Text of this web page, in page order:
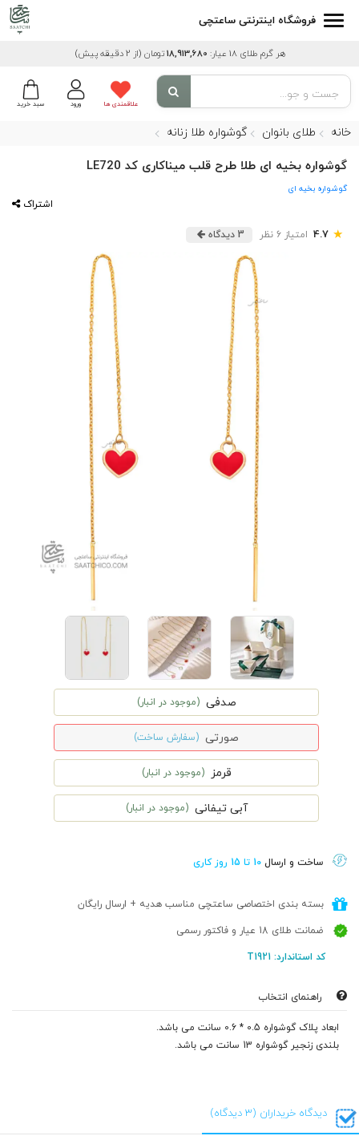
فروشگاه اینترنتی ساعتچی
هر گرم طلای 18 عیار: 18,913,680 تومان (از 2 دقیقه پیش)
سبد خرید ورود علاقمندی ها
خانه طلای بانوان گوشواره طلا زنانه
گوشواره بخیه ای طلا طرح قلب میناکاری کد LE720
گوشواره بخیه ای
اشتراک
★
4.7 امتیاز 6 نظر 3 دیدگاه
صدفی (موجود در انبار)
صورتی (سفارش ساخت)
قرمز (موجود در انبار)
آبی تیفانی (موجود در انبار)
ساخت و ارسال 10 تا 15 روز کاری
بسته بندی اختصاصی ساعتچی مناسب هدیه + ارسال رایگان
ضمانت طلای 18 عیار و فاکتور رسمی
کد استاندارد: T1921
راهنمای انتخاب
ابعاد پلاک گوشواره 0.5 * 0.6 سانت می باشد.
بلندی زنجیر گوشواره 13 سانت می باشد.
دیدگاه خریداران (3 دیدگاه)